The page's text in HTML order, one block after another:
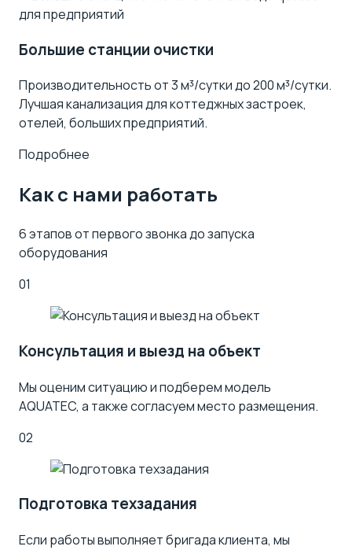
Большие станции очистки
Производительность от 3 м³/сутки до 200 м³/сутки.
Лучшая канализация для коттеджных застроек,
отелей, больших предприятий.
Подробнее
Как с нами работать
6 этапов от первого звонка до запуска
оборудования
01
Консультация и выезд на объект
Мы оценим ситуацию и подберем модель
AQUATEC, а также согласуем место размещения.
02
Подготовка техзадания
Если работы выполняет бригада клиента, мы